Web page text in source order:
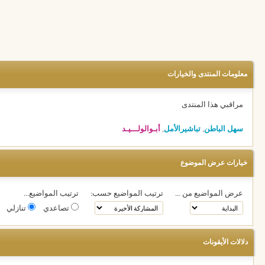
معلومات المنتدى والخيارات
مراقبي هذا المنتدى
سهل الباطن, تباشيرالأمل, أبـوالولـــيـد
خيارات عرض الموضوع
عرض المواضيع من ... ترتيب المواضيع حسب:
ترتيب المواضيع...
تصاعدي
تنازلي
دلالات الأيقونات